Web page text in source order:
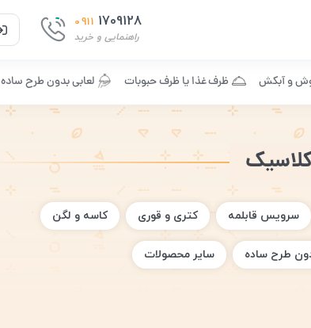
0911 1709128
راهنمایی و خرید
و آبکش ظرف غذا یا ظرف حبوبات لعابی بدون طرح ساده
سرویس قابلمه کتری و قوری کاسه و لگن
طرح ساده سایر محصولات